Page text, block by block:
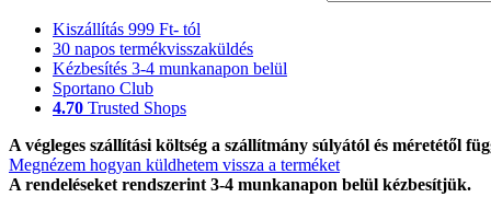
Kiszállítás 999 Ft- tól
30 napos termékvisszaküldés
Kézbesítés 3-4 munkanapon belül
Sportano Club
4.70 Trusted Shops
A végleges szállítási költség a szállítmány súlyától és méretétől
Megnézem hogyan küldhetem vissza a terméket
A rendeléseket rendszerint 3-4 munkanapon belül kézbesítjük.